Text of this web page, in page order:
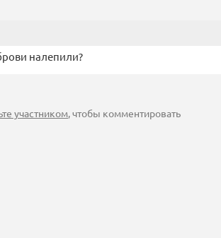
налепили?
участником, чтобы комментировать